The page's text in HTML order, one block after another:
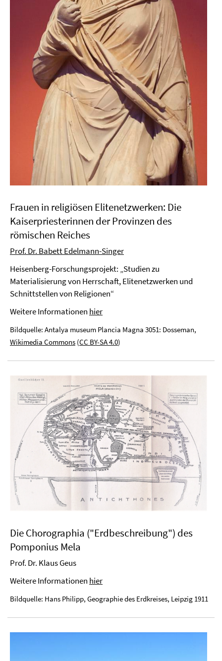
Frauen in religiösen Elitenetzwerken: Die
Kaiserpriesterinnen der Provinzen des
römischen Reiches
Prof. Dr. Babett Edelmann-Singer
Heisenberg-Forschungsprojekt: „Studien zu
Materialisierung von Herrschaft, Elitenetzwerken und
Schnittstellen von Religionen“
Weitere Informationen hier
Bildquelle: Antalya museum Plancia Magna 3051: Dosseman,
Wikimedia Commons (CC BY-SA 4.0)
Die Chorographia ("Erdbeschreibung") des
Pomponius Mela
Prof. Dr. Klaus Geus
Weitere Informationen hier
Bildquelle: Hans Philipp, Geographie des Erdkreises, Leipzig 1911